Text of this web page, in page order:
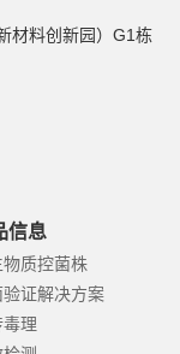
材料创新园）G1栋
信息
质控菌株
验证解决方案
理